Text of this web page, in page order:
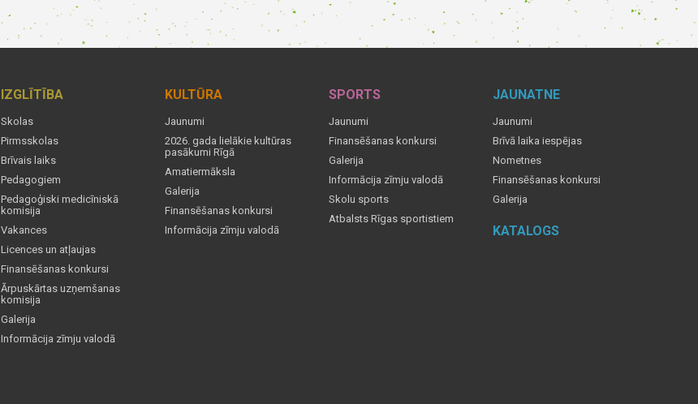
IZGLĪTĪBA
Skolas
Pirmsskolas
Brīvais laiks
Pedagogiem
Pedagoģiski medicīniskā
komisija
Vakances
Licences un atļaujas
Finansēšanas konkursi
Ārpuskārtas uzņemšanas
komisija
Galerija
Informācija zīmju valodā
KULTŪRA
Jaunumi
2026. gada lielākie kultūras
pasākumi Rīgā
Amatiermāksla
Galerija
Finansēšanas konkursi
Informācija zīmju valodā
SPORTS
Jaunumi
Finansēšanas konkursi
Galerija
Informācija zīmju valodā
Skolu sports
Atbalsts Rīgas sportistiem
JAUNATNE
Jaunumi
Brīvā laika iespējas
Nometnes
Finansēšanas konkursi
Galerija
KATALOGS